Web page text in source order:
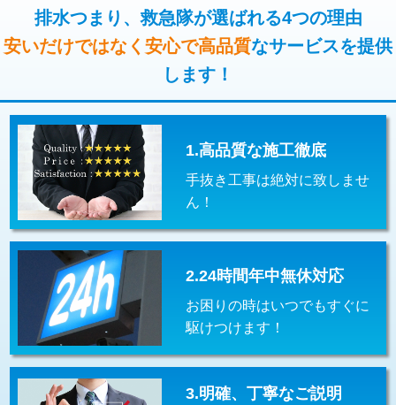
モルタル補修（厚さ10㎝超え） 38,500円
追加人工 16,500円
理・調整・分解・加工など（軽作業）
止水・漏水調査・防水処理・清掃・修
理・調整・分解・加工など（中作業）
22,000円
止水・漏水調査・防水処理・清掃・修
理・調整・分解・加工など（重作業）
33,000円
その他部品の脱着 8,800円～
交換・取付（タンク） 22,000円+材料費
交換・取付(単水栓（壁付・デッキ
式）)
13,200円+材料費
交換・取付(混合水栓（壁付・デッキ
式・ワンホール）)
16,500円+材料費
交換・取付(排水栓・排水トラップ
（P/S/ポップアップ））
22,000円+材料費
交換・取付（その他部品） 11,000円+材料費
排水つまり、救急隊が選ばれる4つの理由
安いだけではなく安心で高品質なサービスを提供
します！
1.高品質な施工徹底
手抜き工事は絶対に致しませ
ん！
2.24時間年中無休対応
お困りの時はいつでもすぐに
駆けつけます！
3.明確、丁寧なご説明